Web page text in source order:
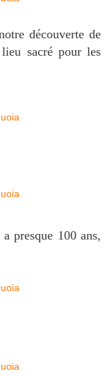
découverte de
sacré pour les
presque 100 ans,